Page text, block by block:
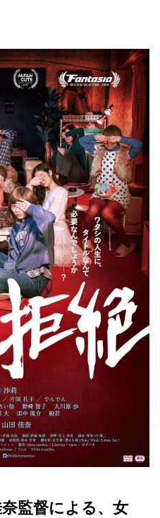
監督による、女